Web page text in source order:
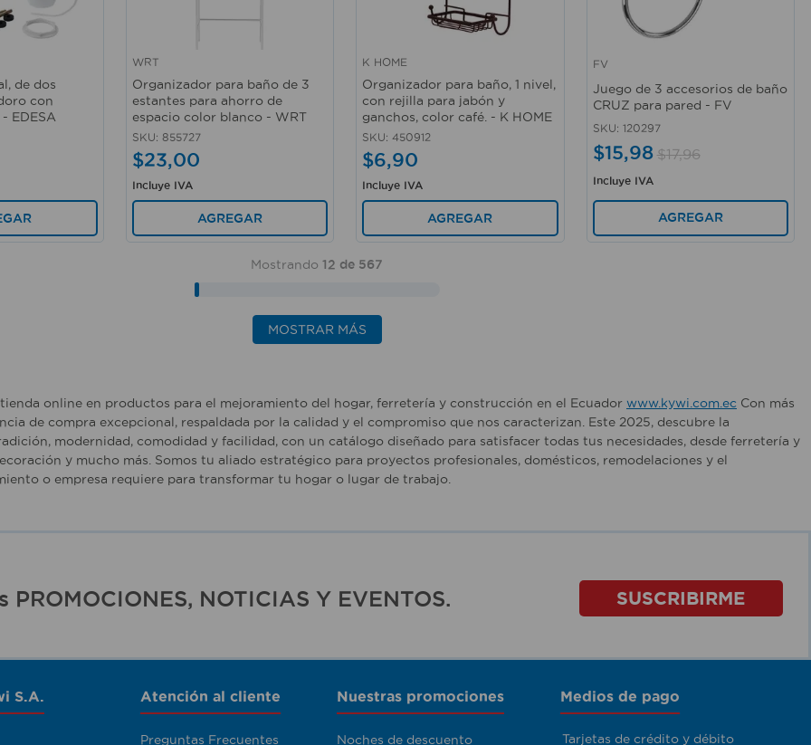
de dos
con
EDESA
WRT
Organizador para baño de 3
estantes para ahorro de
espacio color blanco - WRT
SKU: 855727
$23,00
Incluye IVA
AGREGAR
K HOME
Organizador para baño, 1 nivel,
con rejilla para jabón y
ganchos, color café. - K HOME
SKU: 450912
$6,90
Incluye IVA
AGREGAR
FV
Juego de 3 accesorios de baño
CRUZ para pared - FV
SKU: 120297
$15,98 $17,96
Incluye IVA
AGREGAR
Mostrando 12 de 567
MOSTRAR MÁS
online en productos para el mejoramiento del hogar, ferretería y construcción en el Ecuador www.kywi.com.ec Con más
de compra excepcional, respaldada por la calidad y el compromiso que nos caracterizan. Este 2025, descubre la
modernidad, comodidad y facilidad, con un catálogo diseñado para satisfacer todas tus necesidades, desde ferretería y
y mucho más. Somos tu aliado estratégico para proyectos profesionales, domésticos, remodelaciones y el
o empresa requiere para transformar tu hogar o lugar de trabajo.
NOTICIAS Y EVENTOS. SUSCRIBIRME
S.A. Atención al cliente
Preguntas Frecuentes
Nuestras promociones
Noches de descuento
Medios de pago
Tarjetas de crédito y débito